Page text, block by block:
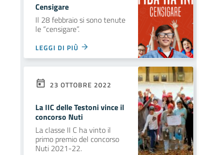
Censigare
Il 28 febbraio si sono tenute
le “censigare”.
LEGGI DI PIÙ
23 OTTOBRE 2022
La IIC delle Testoni vince il
concorso Nuti
La classe II C ha vinto il
primo premio del concorso
Nuti 2021-22.